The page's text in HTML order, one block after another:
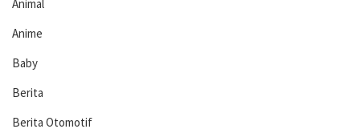
Animal
Anime
Baby
Berita
Berita Otomotif